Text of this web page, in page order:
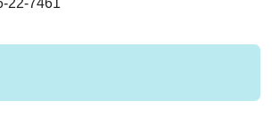
22-7461